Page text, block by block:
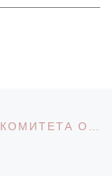
ЗАСЕДАНИЕ АКАДЕМИЧЕСКОГО КОМИТЕТА ОП 6В01702 – «ИНОСТРАННЫЙ ЯЗЫК: ДВА ИНОСТРАННЫХ ЯЗЫКА»